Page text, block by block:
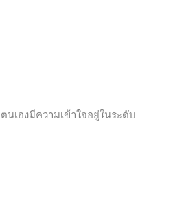
นเองมีความเข้าใจอยู่ในระดับ